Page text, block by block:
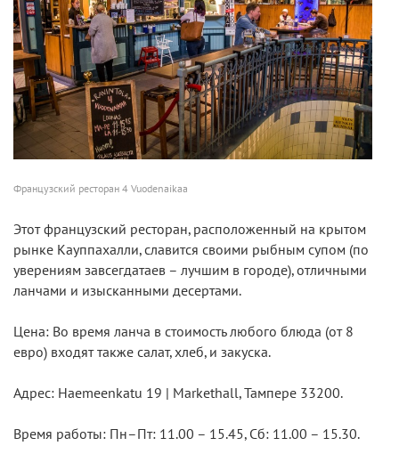
Французский ресторан 4 Vuodenaikaa
Этот французский ресторан, расположенный на крытом
рынке Кауппахалли, славится своими рыбным супом (по
уверениям завсегдатаев – лучшим в городе), отличными
ланчами и изысканными десертами.
Цена: Во время ланча в стоимость любого блюда (от 8
евро) входят также салат, хлеб, и закуска.
Адрес: Haemeenkatu 19 | Markethall, Тампере 33200.
Время работы: Пн–Пт: 11.00 – 15.45, Сб: 11.00 – 15.30.